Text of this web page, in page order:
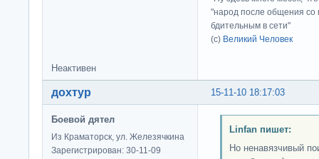
"народ после общения со
бдительным в сети"
(с) Великий Человек
Неактивен
15-11-10 18:17:03
дохтур
Боевой дятел
Из Краматорск, ул. Железячкина
Зарегистрирован: 30-11-09
Linfan пишет:
Но ненавязчивый